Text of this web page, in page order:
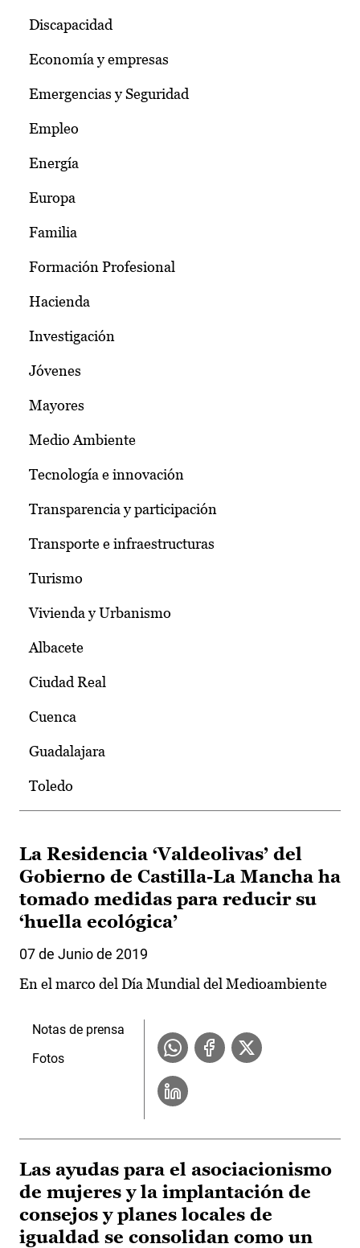
Discapacidad
Economía y empresas
Emergencias y Seguridad
Empleo
Energía
Europa
Familia
Formación Profesional
Hacienda
Investigación
Jóvenes
Mayores
Medio Ambiente
Tecnología e innovación
Transparencia y participación
Transporte e infraestructuras
Turismo
Vivienda y Urbanismo
Albacete
Ciudad Real
Cuenca
Guadalajara
Toledo
La Residencia ‘Valdeolivas’ del
Gobierno de Castilla-La Mancha ha
tomado medidas para reducir su
‘huella ecológica’
07 de Junio de 2019
En el marco del Día Mundial del Medioambiente
Notas de prensa
Fotos
Las ayudas para el asociacionismo
de mujeres y la implantación de
consejos y planes locales de
igualdad se consolidan como un